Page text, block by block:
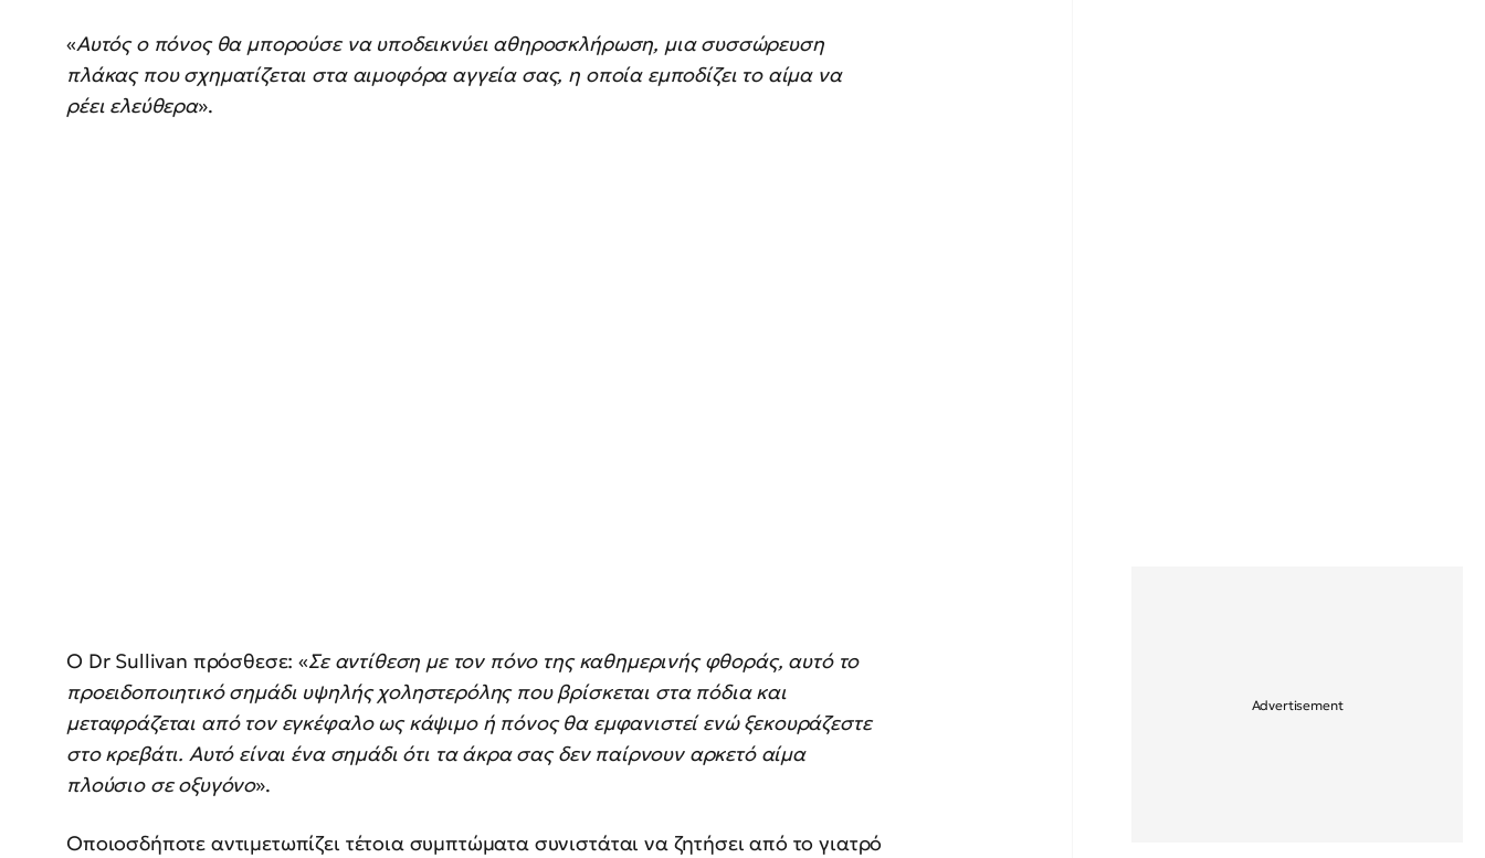
«Αυτός ο πόνος θα μπορούσε να υποδεικνύει αθηροσκλήρωση, μια συσσώρευση
πλάκας που σχηματίζεται στα αιμοφόρα αγγεία σας, η οποία εμποδίζει το αίμα να
ρέει ελεύθερα».
Ο Dr Sullivan πρόσθεσε: «Σε αντίθεση με τον πόνο της καθημερινής φθοράς, αυτό το
προειδοποιητικό σημάδι υψηλής χοληστερόλης που βρίσκεται στα πόδια και
μεταφράζεται από τον εγκέφαλο ως κάψιμο ή πόνος θα εμφανιστεί ενώ ξεκουράζεστε
στο κρεβάτι. Αυτό είναι ένα σημάδι ότι τα άκρα σας δεν παίρνουν αρκετό αίμα
πλούσιο σε οξυγόνο».
Οποιοσδήποτε αντιμετωπίζει τέτοια συμπτώματα συνιστάται να ζητήσει από το γιατρό